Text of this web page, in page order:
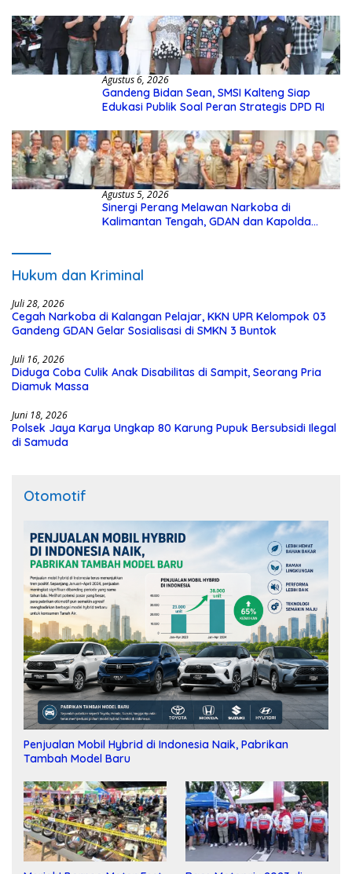
Agustus 6, 2026
Gandeng Bidan Sean, SMSI Kalteng Siap
Edukasi Publik Soal Peran Strategis DPD RI
Agustus 5, 2026
Sinergi Perang Melawan Narkoba di
Kalimantan Tengah, GDAN dan Kapolda
Hukum dan Kriminal
Juli 28, 2026
Cegah Narkoba di Kalangan Pelajar, KKN UPR Kelompok 03
Gandeng GDAN Gelar Sosialisasi di SMKN 3 Buntok
Juli 16, 2026
Diduga Coba Culik Anak Disabilitas di Sampit, Seorang Pria
Diamuk Massa
Juni 18, 2026
Polsek Jaya Karya Ungkap 80 Karung Pupuk Bersubsidi Ilegal
di Samuda
Otomotif
Penjualan Mobil Hybrid di Indonesia Naik, Pabrikan
Tambah Model Baru